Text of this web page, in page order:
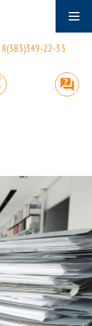
8(383)349-22-33